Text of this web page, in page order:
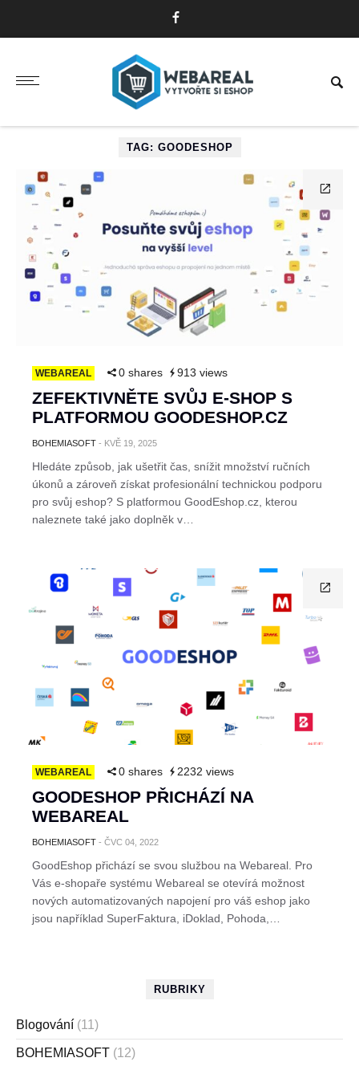
TAG: GOODESHOP
WEBAREAL 0 shares 913 views
ZEFEKTIVNĚTE SVŮJ E-SHOP S
PLATFORMOU GOODESHOP.CZ
BOHEMIASOFT - KVĚ 19, 2025
Hledáte způsob, jak ušetřit čas, snížit množství ručních
úkonů a zároveň získat profesionální technickou podporu
pro svůj eshop? S platformou GoodEshop.cz, kterou
naleznete také jako doplněk v…
WEBAREAL 0 shares 2232 views
GOODESHOP PŘICHÁZÍ NA
WEBAREAL
BOHEMIASOFT - ČVC 04, 2022
GoodEshop přichází se svou službou na Webareal. Pro
Vás e-shopaře systému Webareal se otevírá možnost
nových automatizovaných napojení pro váš eshop jako
jsou například SuperFaktura, iDoklad, Pohoda,…
RUBRIKY
Blogování (11)
BOHEMIASOFT (12)